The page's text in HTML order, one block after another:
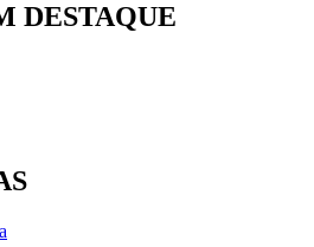
DESTAQUE